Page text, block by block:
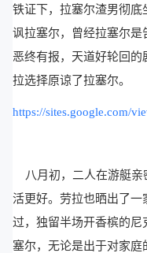
铁证下，拉塞尔渣男彻底
讽拉塞尔，曾经拉塞尔
恶终有报，天道好轮回
拉选择原谅了拉塞尔。
https://sites.google.com/
八月初，二人在游艇亲
活更好。劳拉也晒出了一
过，独留半场开香槟的尼
塞尔，无论是出于对家庭